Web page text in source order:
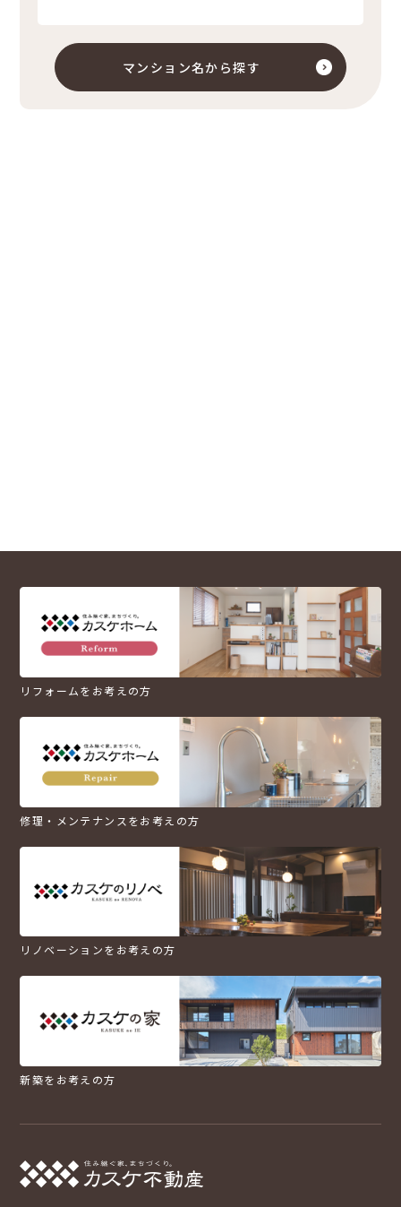
マンション名から探す
リフォームをお考えの方
修理・メンテナンスをお考えの方
リノベーションをお考えの方
新築をお考えの方